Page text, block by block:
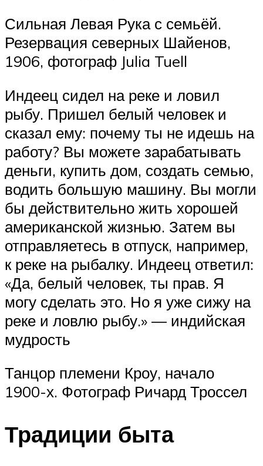
Сильная Левая Рука с семьёй.
Резервация северных Шайенов,
1906, фотограф Julia Tuell
Индеец сидел на реке и ловил
рыбу. Пришел белый человек и
сказал ему: почему ты не идешь на
работу? Вы можете зарабатывать
деньги, купить дом, создать семью,
водить большую машину. Вы могли
бы действительно жить хорошей
американской жизнью. Затем вы
отправляетесь в отпуск, например,
к реке на рыбалку. Индеец ответил:
«Да, белый человек, ты прав. Я
могу сделать это. Но я уже сижу на
реке и ловлю рыбу.» — индийская
мудрость
Танцор племени Кроу, начало
1900-х. Фотограф Ричард Троссел
Традиции быта